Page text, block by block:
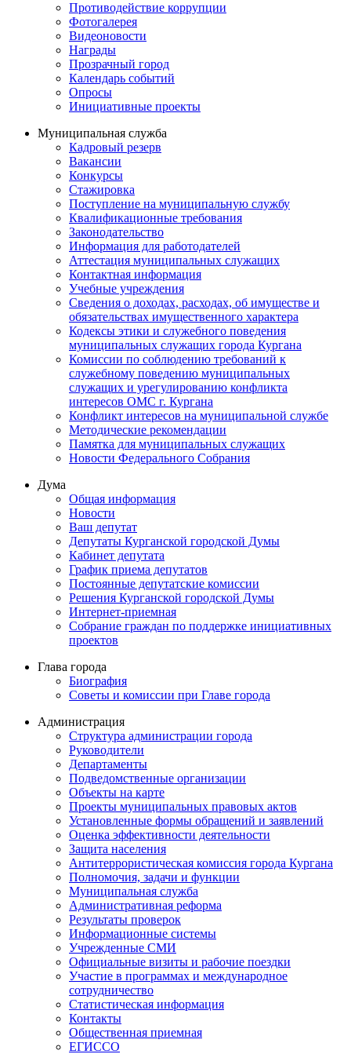
Противодействие коррупции
Фотогалерея
Видеоновости
Награды
Прозрачный город
Календарь событий
Опросы
Инициативные проекты
Муниципальная служба
Кадровый резерв
Вакансии
Конкурсы
Стажировка
Поступление на муниципальную службу
Квалификационные требования
Законодательство
Информация для работодателей
Аттестация муниципальных служащих
Контактная информация
Учебные учреждения
Сведения о доходах, расходах, об имуществе и
обязательствах имущественного характера
Кодексы этики и служебного поведения
муниципальных служащих города Кургана
Комиссии по соблюдению требований к
служебному поведению муниципальных
служащих и урегулированию конфликта
интересов ОМС г. Кургана
Конфликт интересов на муниципальной службе
Методические рекомендации
Памятка для муниципальных служащих
Новости Федерального Cобрания
Дума
Общая информация
Новости
Ваш депутат
Депутаты Курганской городской Думы
Кабинет депутата
График приема депутатов
Постоянные депутатские комиссии
Решения Курганской городской Думы
Интернет-приемная
Собрание граждан по поддержке инициативных
проектов
Глава города
Биография
Советы и комиссии при Главе города
Администрация
Структура администрации города
Руководители
Департаменты
Подведомственные организации
Объекты на карте
Проекты муниципальных правовых актов
Установленные формы обращений и заявлений
Оценка эффективности деятельности
Защита населения
Антитеррористическая комиссия города Кургана
Полномочия, задачи и функции
Муниципальная служба
Административная реформа
Результаты проверок
Информационные системы
Учрежденные СМИ
Официальные визиты и рабочие поездки
Участие в программах и международное
сотрудничество
Статистическая информация
Контакты
Общественная приемная
ЕГИССО